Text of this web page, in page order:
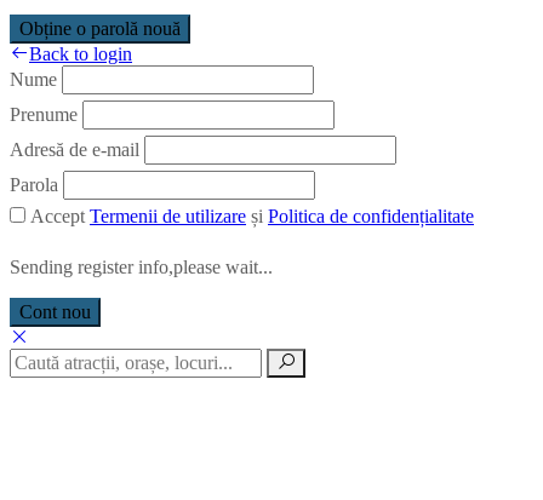
Obține o parolă nouă
Back to login
Nume
Prenume
Adresă de e-mail
Parola
Accept Termenii de utilizare și Politica de confidențialitate
Sending register info,please wait...
Cont nou